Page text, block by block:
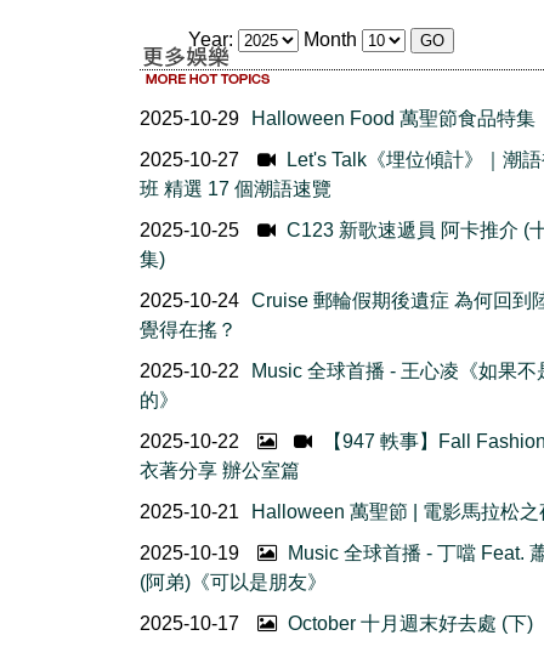
Year: Month
2025-10-29
Halloween Food 萬聖節食品特集
2025-10-27
Let's Talk《埋位傾計》｜潮
班 精選 17 個潮語速覽
2025-10-25
C123 新歌速遞員 阿卡推介 (
集)
2025-10-24 Cruise 郵輪假期後遺症 為何回到
覺得在搖？
2025-10-22
Music 全球首播 - 王心凌《如果不
的》
2025-10-22
【947 軼事】Fall
衣著分享 辦公室篇
2025-10-21
Halloween 萬聖節 | 電影馬拉松之
2025-10-19
Music 全球首播 - 丁噹 Feat.
(阿弟)《可以是朋友》
2025-10-17
October 十月週末好去處 (下)